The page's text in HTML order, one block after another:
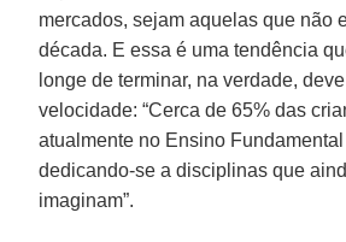
mercados, sejam aquelas que não
década. E essa é uma tendência
longe de terminar, na verdade,
velocidade: “Cerca de 65% das
atualmente no Ensino
dedicando-se a disciplinas que
imaginam”.